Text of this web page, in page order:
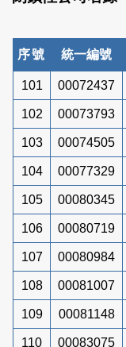
序號 統一編號
101 00072437
102 00073793
103 00074505
104 00077329
105 00080345
106 00080719
107 00080984
108 00081007
109 00081148
110 00083075